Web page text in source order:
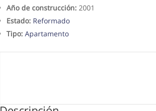
Año de construcción: 2001
Estado: Reformado
Tipo: Apartamento